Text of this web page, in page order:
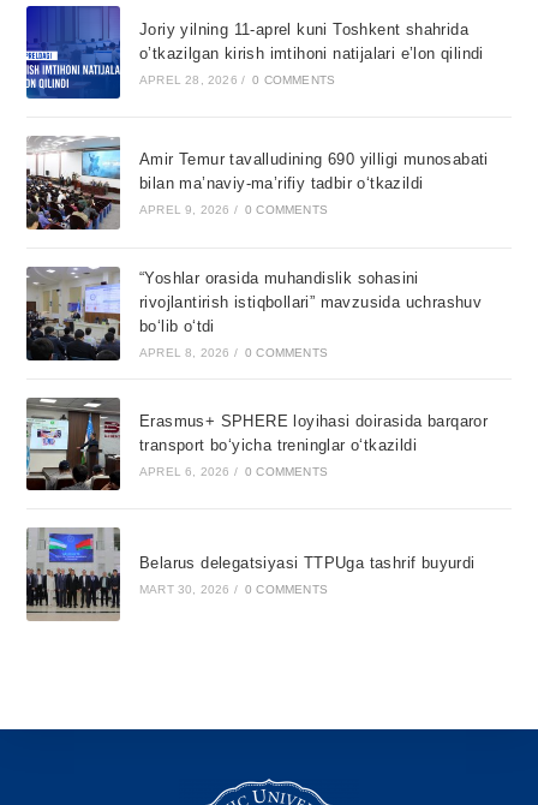
Joriy yilning 11-aprel kuni Toshkent shahrida
o’tkazilgan kirish imtihoni natijalari e’lon qilindi
APREL 28, 2026 / 0 COMMENTS
Amir Temur tavalludining 690 yilligi munosabati
bilan ma’naviy-ma’rifiy tadbir o‘tkazildi
APREL 9, 2026 / 0 COMMENTS
“Yoshlar orasida muhandislik sohasini
rivojlantirish istiqbollari” mavzusida uchrashuv
bo‘lib o‘tdi
APREL 8, 2026 / 0 COMMENTS
Erasmus+ SPHERE loyihasi doirasida barqaror
transport bo‘yicha treninglar o‘tkazildi
APREL 6, 2026 / 0 COMMENTS
Belarus delegatsiyasi TTPUga tashrif buyurdi
MART 30, 2026 / 0 COMMENTS